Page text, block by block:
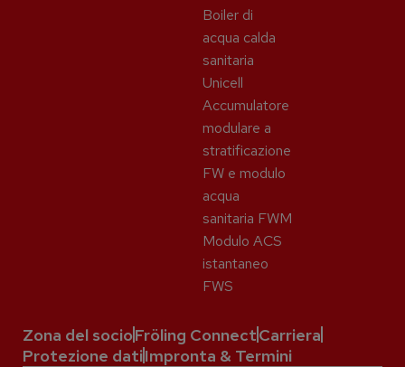
Boiler di
acqua calda
sanitaria
Unicell
Accumulatore
modulare a
stratificazione
FW e modulo
acqua
sanitaria FWM
Modulo ACS
istantaneo
FWS
Zona del socioFröling ConnectCarriera
Protezione datiImpronta & Termini